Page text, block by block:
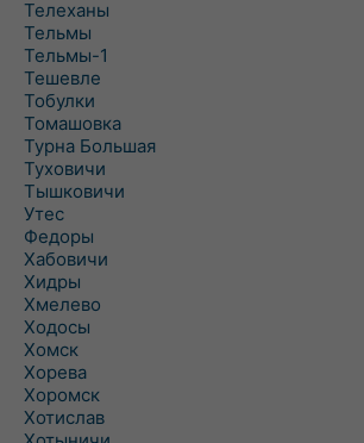
Телеханы
Тельмы
Тельмы-1
Тешевле
Тобулки
Томашовка
Турна Большая
Туховичи
Тышковичи
Утес
Федоры
Хабовичи
Хидры
Хмелево
Ходосы
Хомск
Хорева
Хоромск
Хотислав